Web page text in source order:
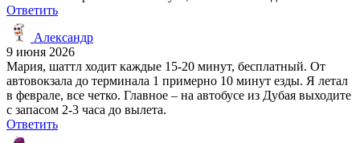
Ответить
Александр
9 июня 2026
Мария, шаттл ходит каждые 15-20 минут, бесплатный. От
автовокзала до терминала 1 примерно 10 минут езды. Я летал
в феврале, все четко. Главное – на автобусе из Дубая выходите
с запасом 2-3 часа до вылета.
Ответить